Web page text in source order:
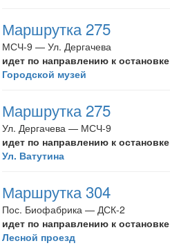
Маршрутка 275
МСЧ-9 — Ул. Дергачева
идет по направлению к остановке
Городской музей
Маршрутка 275
Ул. Дергачева — МСЧ-9
идет по направлению к остановке
Ул. Ватутина
Маршрутка 304
Пос. Биофабрика — ДСК-2
идет по направлению к остановке
Лесной проезд